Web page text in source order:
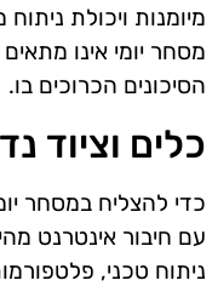
מיומנות ויכולת
מסחר יומי אינו
הסיכונים הכרוכים בו.
כלים וציוד
כדי להצליח במסחר
עם חיבור אינטרנט
ניתוח טכני,